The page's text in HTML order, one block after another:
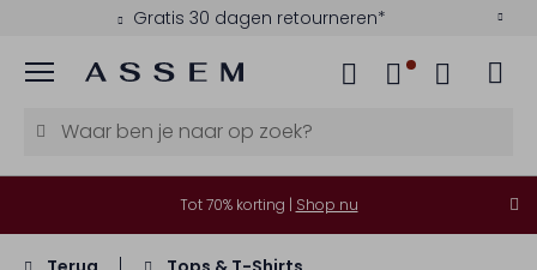
Gratis 30 dagen retourneren*
Menu
Tot 70% korting | Shop nu